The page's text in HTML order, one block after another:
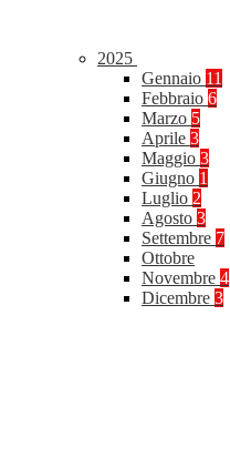
2025
Gennaio 11
Febbraio 6
Marzo 5
Aprile 3
Maggio 3
Giugno 1
Luglio 2
Agosto 3
Settembre 7
Ottobre
Novembre 4
Dicembre 3